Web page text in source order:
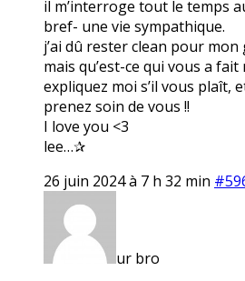
il m’interroge tout le temps
bref- une vie sympathique.
j’ai dû rester clean pour
mais qu’est-ce qui vous a
expliquez moi s’il vous plaît,
prenez soin de vous !!
I love you <3
lee…✰
26 juin 2024 à 7 h 32 min
ur bro